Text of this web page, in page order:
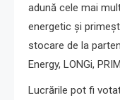
adună cele mai
energetic și
stocare de la
Energy, LONGi,
Lucrările pot fi